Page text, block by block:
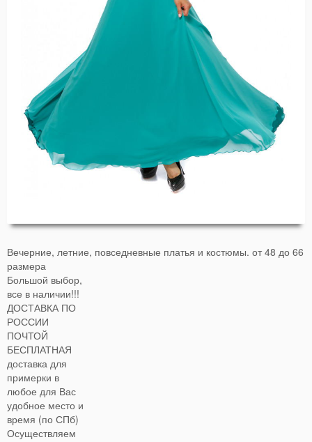
Вечерние, летние, повседневные платья и костюмы. от 48 до 66
размера
Большой выбор,
все в наличии!!!
ДОСТАВКА ПО
РОССИИ
ПОЧТОЙ
БЕСПЛАТНАЯ
доставка для
примерки в
любое для Вас
удобное место и
время (по СПб)
Осуществляем